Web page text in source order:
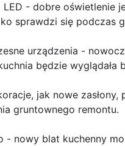
LED - dobre
sprawdzi się podczas
urządzenia -
będzie wyglądała
jak nowe
gruntownego remontu.
- nowy blat kuchenny